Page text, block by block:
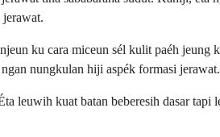
ku cara miceun sél kulit paéh
nungkulan hiji aspék formasi jerawat.
leuwih kuat batan beberesih dasar